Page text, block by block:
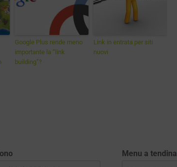
Google Plus rende meno
importante la “link
building”?
Link in entrata per siti
nuovi
Menu a tendina